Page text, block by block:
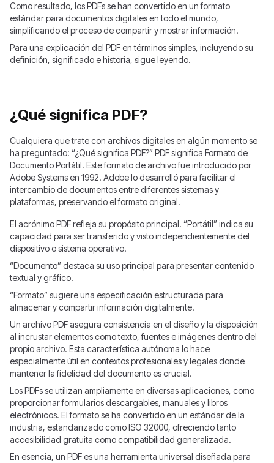
Como resultado, los PDFs se han convertido en un formato
estándar para documentos digitales en todo el mundo,
simplificando el proceso de compartir y mostrar información.
Para una explicación del PDF en términos simples, incluyendo su
definición, significado e historia, sigue leyendo.
¿Qué significa PDF?
Cualquiera que trate con archivos digitales en algún momento se
ha preguntado: “¿Qué significa PDF?” PDF significa Formato de
Documento Portátil. Este formato de archivo fue introducido por
Adobe Systems en 1992. Adobe lo desarrolló para facilitar el
intercambio de documentos entre diferentes sistemas y
plataformas, preservando el formato original.
El acrónimo PDF refleja su propósito principal. “Portátil” indica su
capacidad para ser transferido y visto independientemente del
dispositivo o sistema operativo.
“Documento” destaca su uso principal para presentar contenido
textual y gráfico.
“Formato” sugiere una especificación estructurada para
almacenar y compartir información digitalmente.
Un archivo PDF asegura consistencia en el diseño y la disposición
al incrustar elementos como texto, fuentes e imágenes dentro del
propio archivo. Esta característica autónoma lo hace
especialmente útil en contextos profesionales y legales donde
mantener la fidelidad del documento es crucial.
Los PDFs se utilizan ampliamente en diversas aplicaciones, como
proporcionar formularios descargables, manuales y libros
electrónicos. El formato se ha convertido en un estándar de la
industria, estandarizado como ISO 32000, ofreciendo tanto
accesibilidad gratuita como compatibilidad generalizada.
En esencia, un PDF es una herramienta universal diseñada para